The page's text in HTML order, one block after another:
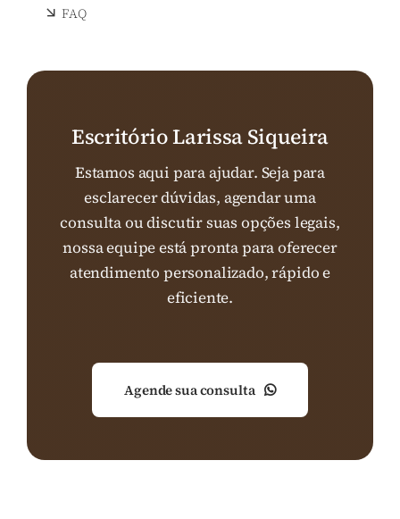
FAQ
Escritório Larissa Siqueira
Estamos aqui para ajudar. Seja para
esclarecer dúvidas, agendar uma
consulta ou discutir suas opções legais,
nossa equipe está pronta para oferecer
atendimento personalizado, rápido e
eficiente.
Agende sua consulta